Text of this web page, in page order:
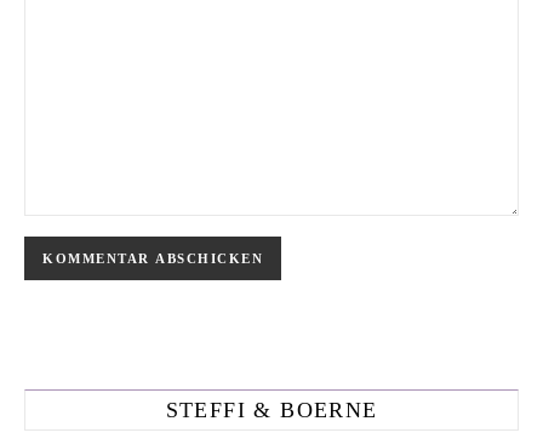
STEFFI & BOERNE